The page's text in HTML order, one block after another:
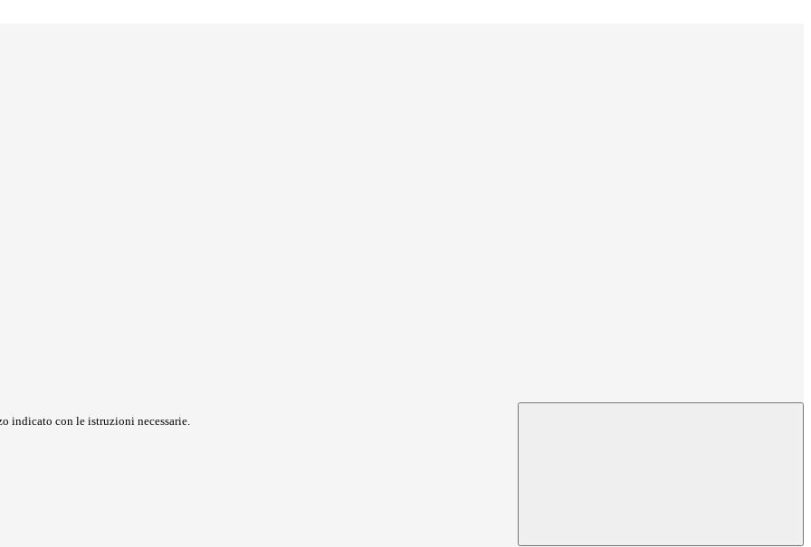
indicato con le istruzioni necessarie.